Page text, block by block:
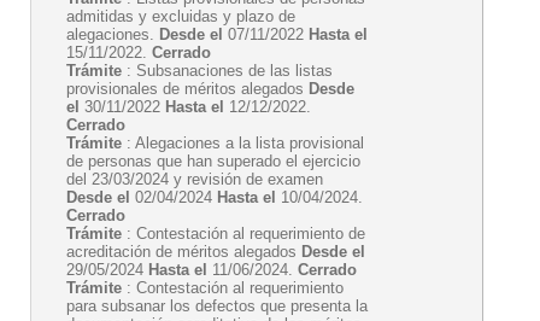
admitidas y excluidas y plazo de
alegaciones. Desde el 07/11/2022 Hasta el
15/11/2022. Cerrado
Trámite : Subsanaciones de las listas
provisionales de méritos alegados Desde
el 30/11/2022 Hasta el 12/12/2022.
Cerrado
Trámite : Alegaciones a la lista provisional
de personas que han superado el ejercicio
del 23/03/2024 y revisión de examen
Desde el 02/04/2024 Hasta el 10/04/2024.
Cerrado
Trámite : Contestación al requerimiento de
acreditación de méritos alegados Desde el
29/05/2024 Hasta el 11/06/2024. Cerrado
Trámite : Contestación al requerimiento
para subsanar los defectos que presenta la